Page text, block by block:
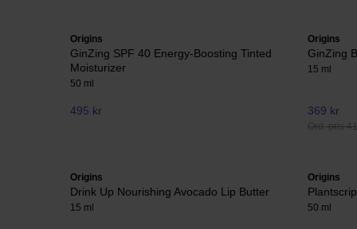
Origins
GinZing SPF 40 Energy-Boosting Tinted
Moisturizer
50 ml
495 kr
Origins
GinZing
15 ml
369 kr
Ord. pris
Origins
Drink Up Nourishing Avocado Lip Butter
15 ml
Origins
50 ml